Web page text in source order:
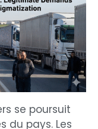
se poursuit
du pays. Les